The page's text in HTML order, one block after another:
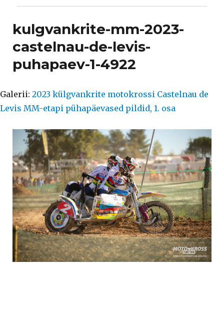
kulgvankrite-mm-2023-
castelnau-de-levis-
puhapaev-1-4922
Galerii: 2023 külgvankrite motokrossi Castelnau de
Levis MM-etapi pühapäevased pildid, 1. osa